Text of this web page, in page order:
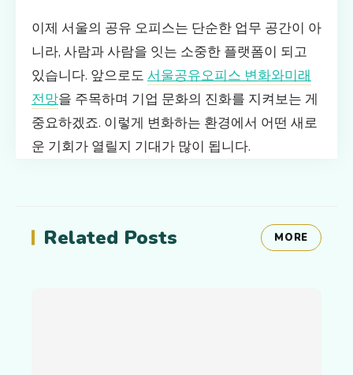
이제 서울의 공유 오피스는 단순한 업무 공간이 아
니라, 사람과 사람을 잇는 소중한 플랫폼이 되고
있습니다. 앞으로도 서울공유오피스 변화와미래
전망을 주목하며 기업 문화의 진화를 지켜보는 게
중요하겠죠. 이렇게 변화하는 환경에서 어떤 새로
운 기회가 열릴지 기대가 많이 됩니다.
Related Posts MORE